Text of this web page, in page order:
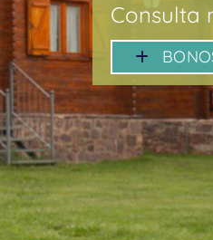
Consulta